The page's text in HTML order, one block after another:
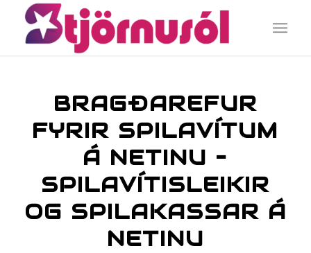
BRAGÐAREFUR
FYRIR SPILAVÍTUM
Á NETINU –
SPILAVÍTISLEIKIR
OG SPILAKASSAR Á
NETINU